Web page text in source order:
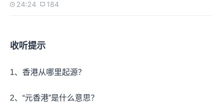
24:24 184
收听提示
1、香港从哪里起源？
2、“元香港”是什么意思？